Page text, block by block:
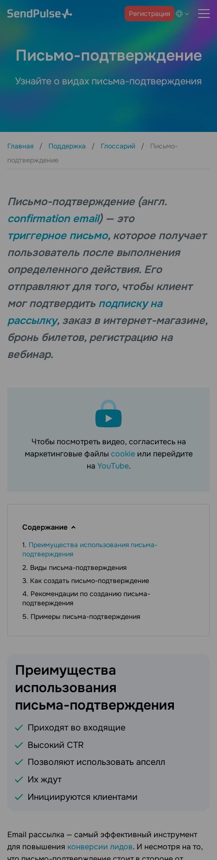
Регистрация
Письмо-подтверждение
Узнайте о видах письма-подтверждения
Главная Поддержка Глоссарий
Письмо-
подтверждение
Письмо-подтверждение (англ.
confirmation email) — это
триггерное письмо, которое получает
пользователь после выполнения
определенного действия. Его
отправляют для того, чтобы клиент
мог подтвердить подписку на
рассылку, заказ в интернет-магазине,
бронь билетов, регистрацию на
вебинар.
Чтобы посмотреть видео, согласитесь на
маркетинговые файлы cookie или перейдите
на YouTube.
Содержание
Преимущества использования письма-
подтверждения
Виды письма-подтверждения
Как создать письмо-подтверждение
Рекомендации по созданию письма-
подтверждения
Примеры письма-подтверждения
Преимущества
использования
письма-подтверждения
Приходят во входящие
Высокий CTR
Позволяют использовать апселл
Их ждут
Инициируются клиентами
Email рассылка — самый эффективный инструмент
для повышения конверсии лидов. И несмотря на то,